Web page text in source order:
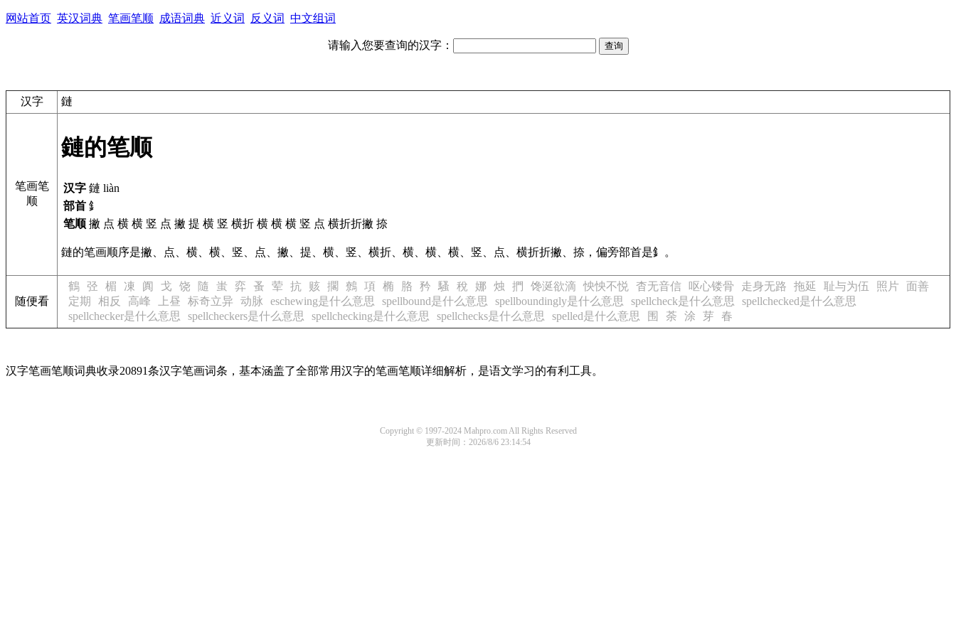
网站首页 英汉词典 笔画笔顺 成语词典 近义词 反义词 中文组词
请输入您要查询的汉字：
汉字 鏈
笔画笔
顺
鏈的笔顺
汉字 鏈 liàn
部首 釒
笔顺 撇 点 横 横 竖 点 撇 提 横 竖 横折 横 横 横 竖 点 横折折撇 捺
鏈的笔画顺序是撇、点、横、横、竖、点、撇、提、横、竖、横折、横、横、横、竖、点、横折折撇、捺，偏旁部首是釒。
随便看
鶴 弪 楣 凍 阗 戈 饶 隨 蚩 弈 蚤 荤 抗 赅 擱 鷯 項 椭 胳 矜 騷 稅 娜 烛 捫 馋涎欲滴 怏怏不悦 杳无音信 呕心镂骨 走身无路 拖延 耻与为伍 照片 面善
定期
相反 高峰 上昼 标奇立异 动脉 eschewing是什么意思 spellbound是什么意思 spellboundingly是什么意思 spellcheck是什么意思
spellchecked是什么意思
spellchecker是什么意思
spellcheckers是什么意思 spellchecking是什么意思 spellchecks是什么意思 spelled是什么意思 围 荼 涂 芽 春
汉字笔画笔顺词典收录20891条汉字笔画词条，基本涵盖了全部常用汉字的笔画笔顺详细解析，是语文学习的有利工具。
Copyright © 1997-2024 Mahpro.com All Rights Reserved
更新时间：2026/8/6 23:14:54